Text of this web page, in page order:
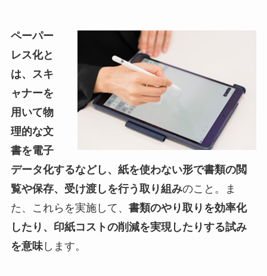
ペーパー
レス化と
は、スキ
ャナーを
用いて物
理的な文
書を電子
データ化するなどし、紙を使わない形で書類の閲
覧や保存、受け渡しを行う取り組みのこと。ま
た、これらを実施して、 書類のやり取りを効率化
したり、印紙コストの削減を実現したりする試み
を意味します。